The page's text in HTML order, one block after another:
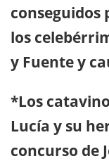
conseguidos
los
y Fuente y
*Los
Lucía y su
concurso de